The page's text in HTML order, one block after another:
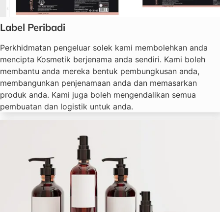
Label Peribadi
Perkhidmatan pengeluar solek kami membolehkan anda
mencipta Kosmetik berjenama anda sendiri. Kami boleh
membantu anda mereka bentuk pembungkusan anda,
membangunkan penjenamaan anda dan memasarkan
produk anda. Kami juga boleh mengendalikan semua
pembuatan dan logistik untuk anda.